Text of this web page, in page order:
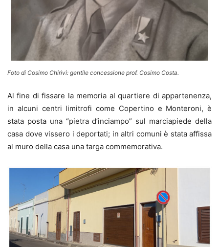
Foto di Cosimo Chirivì: gentile concessione prof. Cosimo Costa.
Al fine di fissare la memoria al quartiere di appartenenza,
in alcuni centri limitrofi come Copertino e Monteroni, è
stata posta una “pietra d’inciampo” sul marciapiede della
casa dove vissero i deportati; in altri comuni è stata affissa
al muro della casa una targa commemorativa.